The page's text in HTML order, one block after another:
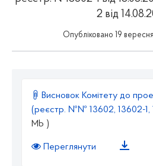
2 від
Опубліковано 19
Висновок Комітету до
(реєстр. №№ 13602, 13602-1,
Mb )
Переглянути